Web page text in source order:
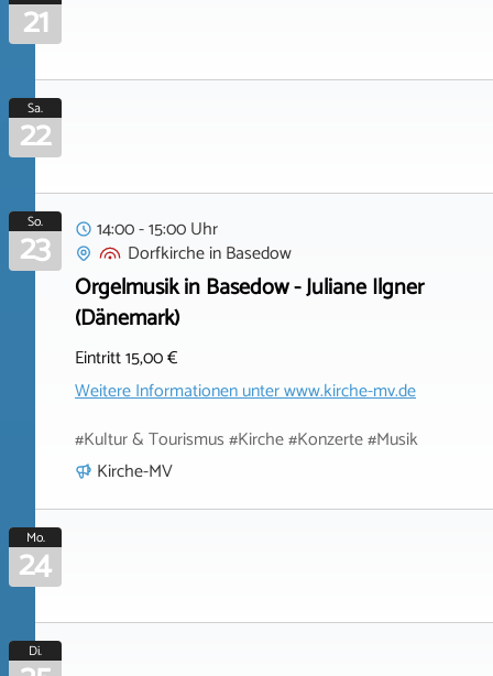
21
Sa.
22
So.
23
14:00 - 15:00 Uhr
DorfkircheinBasedow
Orgelmusik in Basedow - Juliane Ilgner
(Dänemark)
Eintritt 15,00 €
Weitere Informationen unterwww.kirche-mv.de
#Kultur & Tourismus #Kirche #Konzerte #Musik
Kirche-MV
Mo.
24
Di.